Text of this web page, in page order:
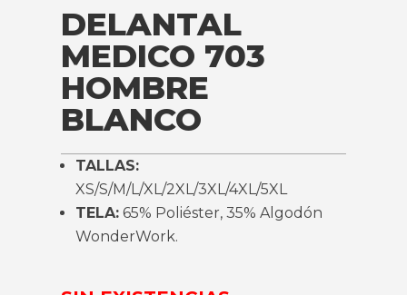
DELANTAL
MEDICO 703
HOMBRE
BLANCO
TALLAS:
XS/S/M/L/XL/2XL/3XL/4XL/5XL
TELA: 65% Poliéster, 35% Algodón
WonderWork.